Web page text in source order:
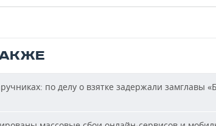
по делу о взятке задержали замглавы